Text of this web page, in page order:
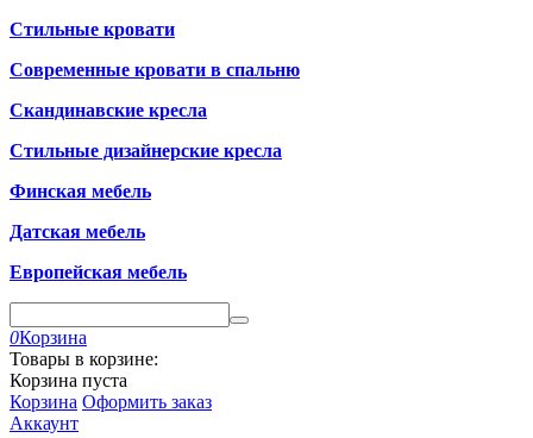
Стильные кровати
Современные кровати в спальню
Скандинавские кресла
Стильные дизайнерские кресла
Финская мебель
Датская мебель
Европейская мебель
0Корзина
Товары в корзине:
Корзина пуста
Корзина Оформить заказ
Аккаунт